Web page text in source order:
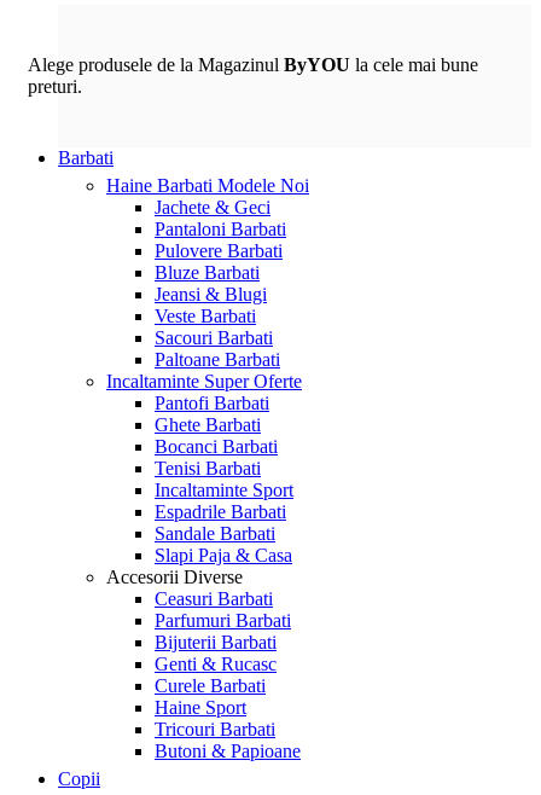
Alege produsele de la Magazinul ByYOU la cele mai bune
preturi.
Barbati
Haine Barbati Modele Noi
Jachete & Geci
Pantaloni Barbati
Pulovere Barbati
Bluze Barbati
Jeansi & Blugi
Veste Barbati
Sacouri Barbati
Paltoane Barbati
Incaltaminte Super Oferte
Pantofi Barbati
Ghete Barbati
Bocanci Barbati
Tenisi Barbati
Incaltaminte Sport
Espadrile Barbati
Sandale Barbati
Slapi Paja & Casa
Accesorii Diverse
Ceasuri Barbati
Parfumuri Barbati
Bijuterii Barbati
Genti & Rucasc
Curele Barbati
Haine Sport
Tricouri Barbati
Butoni & Papioane
Copii